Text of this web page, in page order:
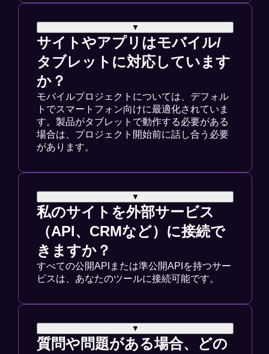
▼
サイトやアプリはモバイル/
タブレットに対応しています
か？
モバイルプロジェクトについては、デフォル
トでスマートフォン向けに最適化されていま
す。製品がタブレットで動作する必要がある
場合は、プロジェクト開始前に話し合う必要
があります。
▼
私のサイトを外部サービス
（API、CRMなど）に接続で
きますか？
すべての公開APIまたは準公開APIを持つサー
ビスは、あなたのツールに接続可能です。
▼
質問や問題がある場合、どの